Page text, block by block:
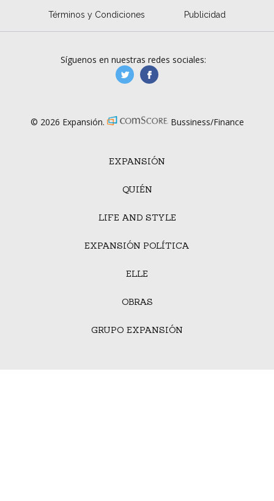
Términos y Condiciones Publicidad
EXPANSIÓN
QUIÉN
LIFE AND STYLE
EXPANSIÓN POLÍTICA
ELLE
OBRAS
GRUPO EXPANSIÓN
Síguenos en nuestras redes sociales:
manufacturaGE
© 2026 Expansión. Bussiness/Finance